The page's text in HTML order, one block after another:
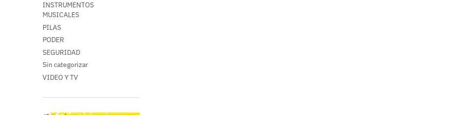
INSTRUMENTOS
MUSICALES
PILAS
PODER
SEGURIDAD
Sin categorizar
VIDEO Y TV